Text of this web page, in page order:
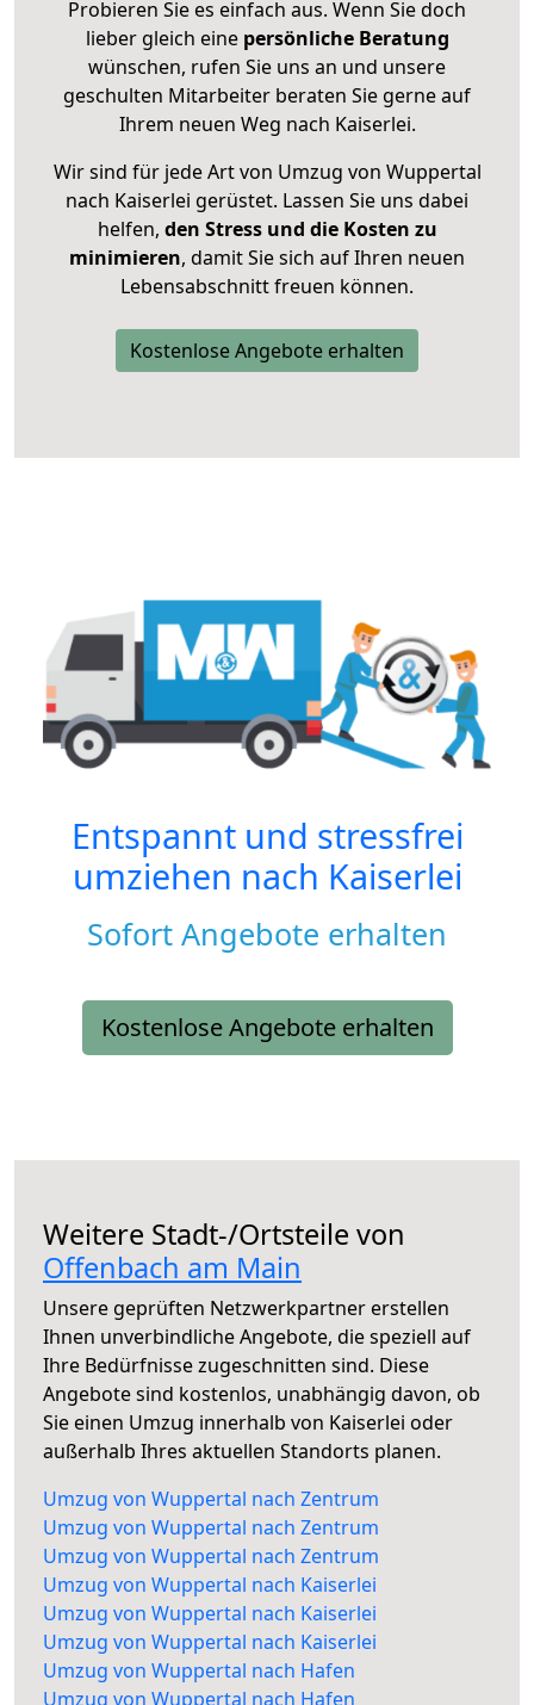
Probieren Sie es einfach aus. Wenn Sie doch
lieber gleich eine persönliche Beratung
wünschen, rufen Sie uns an und unsere
geschulten Mitarbeiter beraten Sie gerne auf
Ihrem neuen Weg nach Kaiserlei.
Wir sind für jede Art von Umzug von Wuppertal
nach Kaiserlei gerüstet. Lassen Sie uns dabei
helfen, den Stress und die Kosten zu
minimieren, damit Sie sich auf Ihren neuen
Lebensabschnitt freuen können.
Kostenlose Angebote erhalten
Entspannt und stressfrei
umziehen nach Kaiserlei
Sofort Angebote erhalten
Kostenlose Angebote erhalten
Weitere Stadt-/Ortsteile von
Offenbach am Main
Unsere geprüften Netzwerkpartner erstellen
Ihnen unverbindliche Angebote, die speziell auf
Ihre Bedürfnisse zugeschnitten sind. Diese
Angebote sind kostenlos, unabhängig davon, ob
Sie einen Umzug innerhalb von Kaiserlei oder
außerhalb Ihres aktuellen Standorts planen.
Umzug von Wuppertal nach Zentrum
Umzug von Wuppertal nach Zentrum
Umzug von Wuppertal nach Zentrum
Umzug von Wuppertal nach Kaiserlei
Umzug von Wuppertal nach Kaiserlei
Umzug von Wuppertal nach Kaiserlei
Umzug von Wuppertal nach Hafen
Umzug von Wuppertal nach Hafen